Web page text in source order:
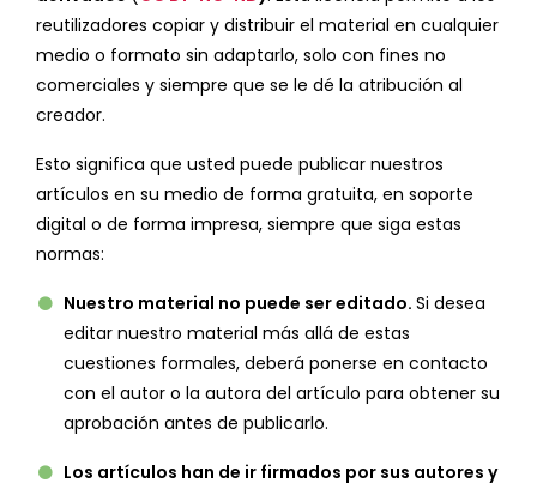
reutilizadores copiar y distribuir el material en cualquier
medio o formato sin adaptarlo, solo con fines no
comerciales y siempre que se le dé la atribución al
creador.
Esto significa que usted puede publicar nuestros
artículos en su medio de forma gratuita, en soporte
digital o de forma impresa, siempre que siga estas
normas:
Nuestro material no puede ser editado. Si desea
editar nuestro material más allá de estas
cuestiones formales, deberá ponerse en contacto
con el autor o la autora del artículo para obtener su
aprobación antes de publicarlo.
Los artículos han de ir firmados por sus autores y